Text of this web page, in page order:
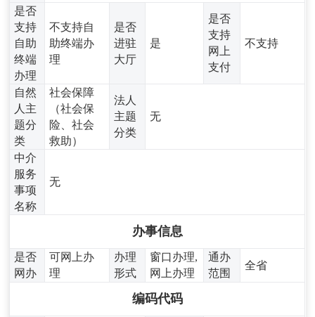
是否
支持
自助
终端
办理
不支持自
助终端办
理
是否
进驻
大厅
是
是否
支持
网上
支付
不支持
自然
人主
题分
类
社会保障
（社会保
险、社会
救助）
法人
主题
分类
无
中介
服务
事项
名称
无
办事信息
是否
网办
可网上办
理
办理
形式
窗口办理,
网上办理
通办
范围
全省
编码代码